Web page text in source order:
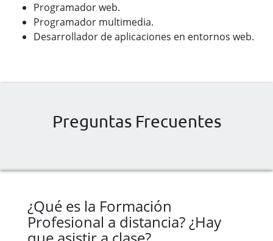
Programador web.
Programador multimedia.
Desarrollador de aplicaciones en entornos web.
Preguntas Frecuentes
¿Qué es la Formación
Profesional a distancia? ¿Hay